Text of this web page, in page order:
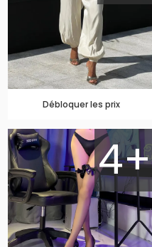
Débloquer les prix
4+